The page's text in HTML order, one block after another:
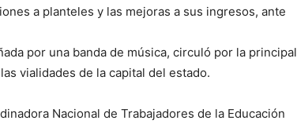
a planteles y las mejoras a sus ingresos, ante
por una banda de música, circuló por la principal
vialidades de la capital del estado.
Nacional de Trabajadores de la Educación